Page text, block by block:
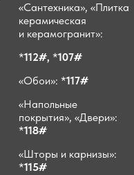
«Сантехника», «Плитка
керамическая
и керамогранит»:
*112#, *107#
«Обои»: *117#
«Напольные
покрытия», «Двери»:
*118#
«Шторы и карнизы»:
*115#